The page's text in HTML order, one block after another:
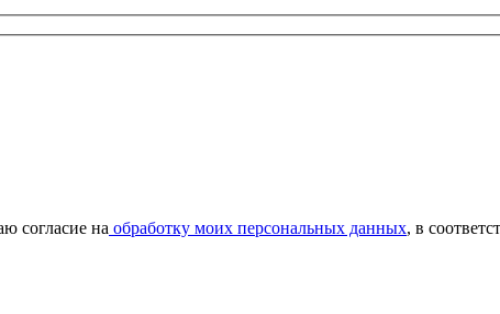
согласие на обработку моих персональных данных, в